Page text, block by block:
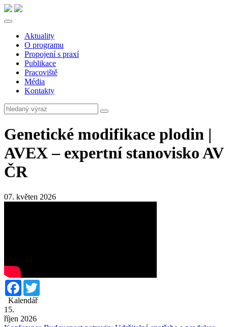
Aktuality
O programu
Propojení s praxí
Publikace
Pracoviště
Média
Kontakty
Genetické modifikace plodin |
AVEX – expertní stanovisko AV
ČR
07. květen 2026
Facebook
Kalendář
15.
říjen 2026